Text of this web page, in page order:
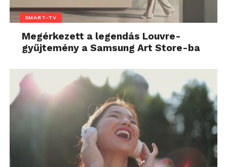
SMART-TV
Megérkezett a legendás Louvre-
gyűjtemény a Samsung Art Store-ba